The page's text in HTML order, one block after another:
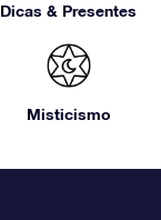
Dicas & Presentes
Misticismo